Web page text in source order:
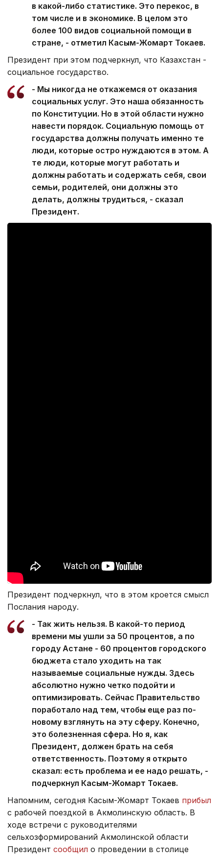
в какой-либо статистике. Это перекос, в
том числе и в экономике. В целом это
более 100 видов социальной помощи в
стране, - отметил Касым-Жомарт Токаев.
Президент при этом подчеркнул, что Казахстан -
социальное государство.
- Мы никогда не откажемся от оказания
социальных услуг. Это наша обязанность
по Конституции. Но в этой области нужно
навести порядок. Социальную помощь от
государства должны получать именно те
люди, которые остро нуждаются в этом. А
те люди, которые могут работать и
должны работать и содержать себя, свои
семьи, родителей, они должны это
делать, должны трудиться, - сказал
Президент.
Президент подчеркнул, что в этом кроется смысл
Послания народу.
- Так жить нельзя. В какой-то период
времени мы ушли за 50 процентов, а по
городу Астане - 60 процентов городского
бюджета стало уходить на так
называемые социальные нужды. Здесь
абсолютно нужно четко подойти и
оптимизировать. Сейчас Правительство
поработало над тем, чтобы еще раз по-
новому взглянуть на эту сферу. Конечно,
это болезненная сфера. Но я, как
Президент, должен брать на себя
ответственность. Поэтому я открыто
сказал: есть проблема и ее надо решать, -
подчеркнул Касым-Жомарт Токаев.
Напомним, сегодня Касым-Жомарт Токаев прибыл
с рабочей поездкой в Акмолинскую область. В
ходе встречи с руководителями
сельхозформирований Акмолинской области
Президент сообщил о проведении в столице